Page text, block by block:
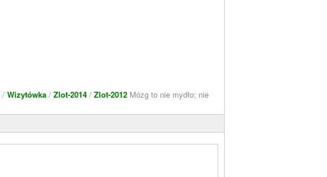
/ Wizytówka / Zlot-2014 / Zlot-2012 Mózg to nie mydło; nie